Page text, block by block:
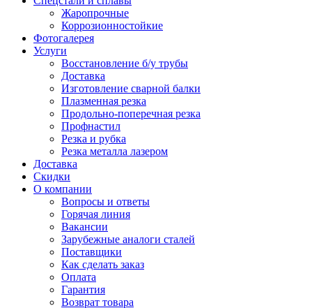
Жаропрочные
Коррозионностойкие
Фотогалерея
Услуги
Восстановление б/у трубы
Доставка
Изготовление сварной балки
Плазменная резка
Продольно-поперечная резка
Профнастил
Резка и рубка
Резка металла лазером
Доставка
Скидки
О компании
Вопросы и ответы
Горячая линия
Вакансии
Зарубежные аналоги сталей
Поставщики
Как сделать заказ
Оплата
Гарантия
Возврат товара